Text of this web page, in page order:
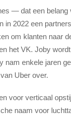
— dat een belang
in 2022 een
om klanten naar
het VK. Joby
nam enkele jaren
Uber over.
voor verticaal
naam voor